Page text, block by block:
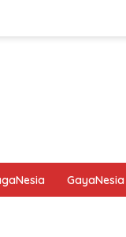
GayaNesia